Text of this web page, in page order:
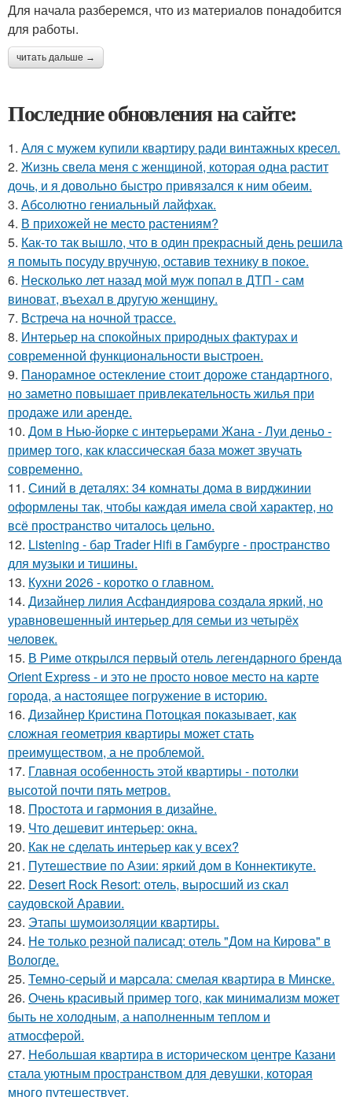
Для начала разберемся, что из материалов понадобится
для работы.
читать дальше →
Последние обновления на сайте:
1. Аля с мужем купили квартиру ради винтажных кресел.
2. Жизнь свела меня с женщиной, которая одна растит
дочь, и я довольно быстро привязался к ним обеим.
3. Абсолютно гениальный лайфхак.
4. В прихожей не место растениям?
5. Как-то так вышло, что в один прекрасный день решила
я помыть посуду вручную, оставив технику в покое.
6. Несколько лет назад мой муж попал в ДТП - сам
виноват, въехал в другую женщину.
7. Встреча на ночной трассе.
8. Интерьер на спокойных природных фактурах и
современной функциональности выстроен.
9. Панорамное остекление стоит дороже стандартного,
но заметно повышает привлекательность жилья при
продаже или аренде.
10. Дом в Нью-йорке с интерьерами Жана - Луи деньо -
пример того, как классическая база может звучать
современно.
11. Синий в деталях: 34 комнаты дома в вирджинии
оформлены так, чтобы каждая имела свой характер, но
всё пространство читалось цельно.
12. Listening - бар Trader Hifi в Гамбурге - пространство
для музыки и тишины.
13. Кухни 2026 - коротко о главном.
14. Дизайнер лилия Асфандиярова создала яркий, но
уравновешенный интерьер для семьи из четырёх
человек.
15. В Риме открылся первый отель легендарного бренда
Orient Express - и это не просто новое место на карте
города, а настоящее погружение в историю.
16. Дизайнер Кристина Потоцкая показывает, как
сложная геометрия квартиры может стать
преимуществом, а не проблемой.
17. Главная особенность этой квартиры - потолки
высотой почти пять метров.
18. Простота и гармония в дизайне.
19. Что дешевит интерьер: окна.
20. Как не сделать интерьер как у всех?
21. Путешествие по Азии: яркий дом в Коннектикуте.
22. Desert Rock Resort: отель, выросший из скал
саудовской Аравии.
23. Этапы шумоизоляции квартиры.
24. Не только резной палисад: отель "Дом на Кирова" в
Вологде.
25. Темно-серый и марсала: смелая квартира в Минске.
26. Очень красивый пример того, как минимализм может
быть не холодным, а наполненным теплом и
атмосферой.
27. Небольшая квартира в историческом центре Казани
стала уютным пространством для девушки, которая
много путешествует.